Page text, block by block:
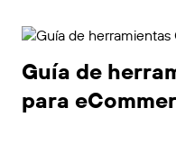
Guía de
para